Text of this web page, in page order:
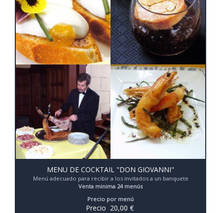
MENU DE COCKTAIL "DON GIOVANNI"
Menú adecuado para recibir a los invitados a un banquete
Venta minima 24 menús
Precio por menú
Precio 20,00 €